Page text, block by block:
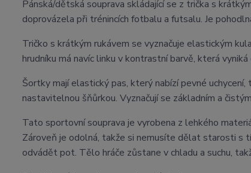
Pánská/dětská souprava skládající se z trička s
doprovázela při trénincích fotbalu a futsalu. Je
Tričko s krátkým rukávem se vyznačuje elastickým
hrudníku má navíc linku v kontrastní barvě, která
Šortky mají elastický pas, který nabízí pevné
nastavitelnou šňůrkou. Vyznačují se základním a
Tato sportovní souprava je vyrobena z lehkého
Zároveň je odolná, takže si nemusíte dělat starosti s
odvádět pot. Tělo hráče zůstane v chladu a suchu,